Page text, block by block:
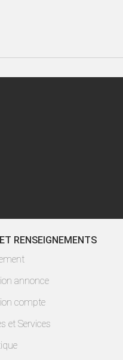
RENSEIGNEMENTS
annonce
compte
et Services